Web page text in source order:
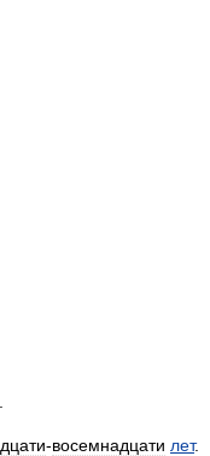
-восемнадцати лет.